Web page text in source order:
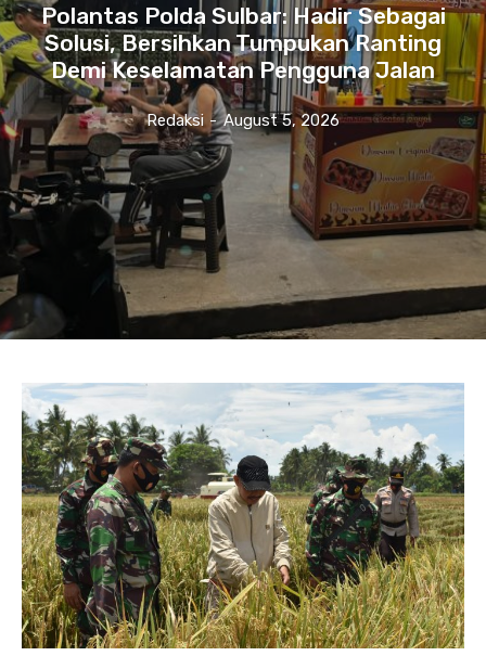
Polantas Polda Sulbar: Hadir Sebagai
Solusi, Bersihkan Tumpukan Ranting
Demi Keselamatan Pengguna Jalan
Redaksi - August 5, 2026